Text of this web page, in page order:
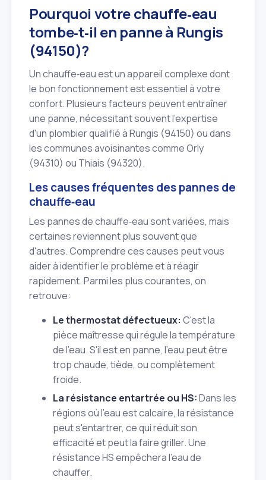
Pourquoi votre chauffe‑eau
tombe‑t‑il en panne à Rungis
(94150)?
Un chauffe‑eau est un appareil complexe dont
le bon fonctionnement est essentiel à votre
confort. Plusieurs facteurs peuvent entraîner
une panne, nécessitant souvent l'expertise
d'un plombier qualifié à Rungis (94150) ou dans
les communes avoisinantes comme Orly
(94310) ou Thiais (94320).
Les causes fréquentes des pannes de
chauffe‑eau
Les pannes de chauffe‑eau sont variées, mais
certaines reviennent plus souvent que
d'autres. Comprendre ces causes peut vous
aider à identifier le problème et à réagir
rapidement. Parmi les plus courantes, on
retrouve:
Le thermostat défectueux: C'est la
pièce maîtresse qui régule la température
de l'eau. S'il est en panne, l'eau peut être
trop chaude, tiède, ou complètement
froide.
La résistance entartrée ou HS:Dans les
régions où l'eau est calcaire, la résistance
peut s'entartrer, ce qui réduit son
efficacité et peut la faire griller. Une
résistance HS empêchera l'eau de
chauffer.